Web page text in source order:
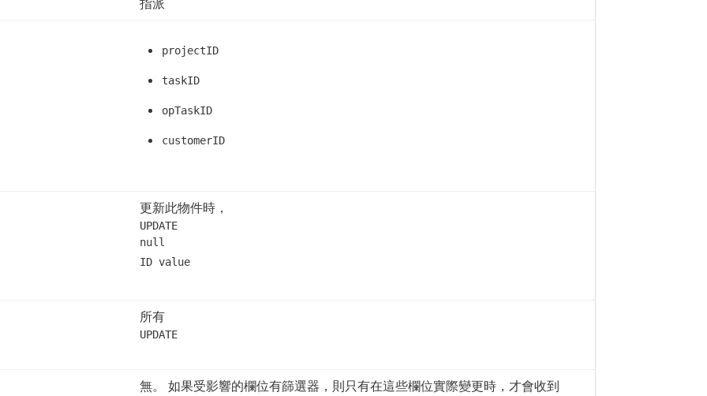
指派
projectID
taskID
opTaskID
customerID
更新此物件時，
UPDATE
null
ID value
所有
UPDATE
無。 如果受影響的欄位有篩選器，則只有在這些欄位實際變更時，才會收到